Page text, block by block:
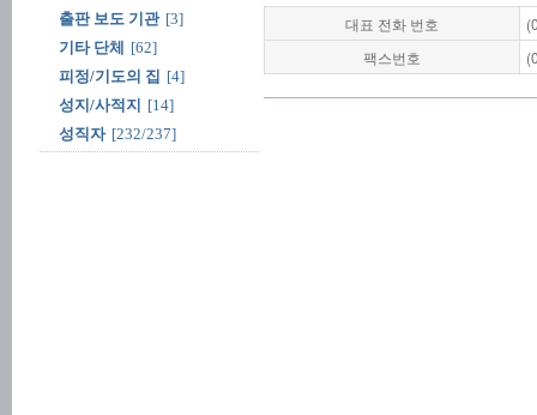
출판 보도 기관 [3]
기타 단체
[62]
피정/기도의 집 [4]
성지/사적지
[14]
성직자 [232/237]
대표 전화 번호
팩스번호